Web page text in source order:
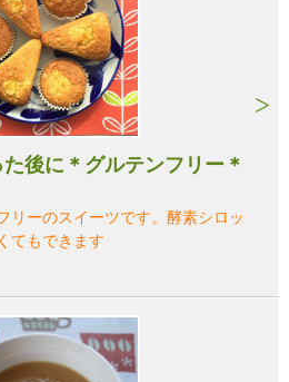
後に＊グルテンフリー＊
リーのスイーツです。酵素シロッ
てもできます